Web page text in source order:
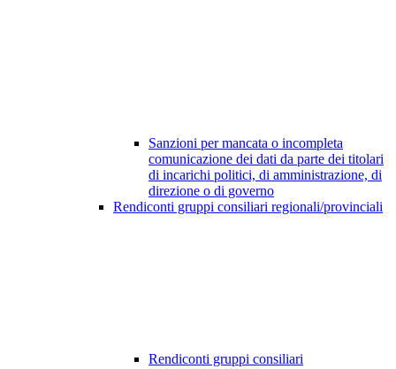
Sanzioni per mancata o incompleta
comunicazione dei dati da parte dei titolari
di incarichi politici, di amministrazione, di
direzione o di governo
Rendiconti gruppi consiliari regionali/provinciali
Rendiconti gruppi consiliari